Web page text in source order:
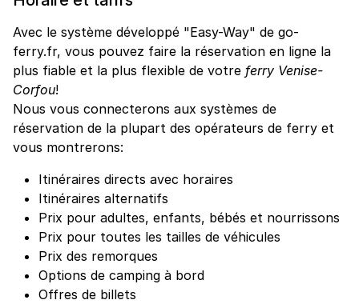
Avec le système développé "Easy-Way" de go-
ferry.fr, vous pouvez faire la réservation en ligne la
plus fiable et la plus flexible de votre ferry Venise-
Corfou!
Nous vous connecterons aux systèmes de
réservation de la plupart des opérateurs de ferry et
vous montrerons:
Itinéraires directs avec horaires
Itinéraires alternatifs
Prix pour adultes, enfants, bébés et nourrissons
Prix pour toutes les tailles de véhicules
Prix des remorques
Options de camping à bord
Offres de billets